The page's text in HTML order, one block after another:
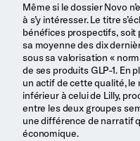
Même si le dossier Novo
à s’y intéresser. Le titre
bénéfices prospectifs, soit
sa moyenne des dix
sous sa valorisation «
de ses produits GLP-1. En
un actif de cette qualité,
inférieur à celui de Lilly,
entre les deux groupes
une différence de narratif
économique.